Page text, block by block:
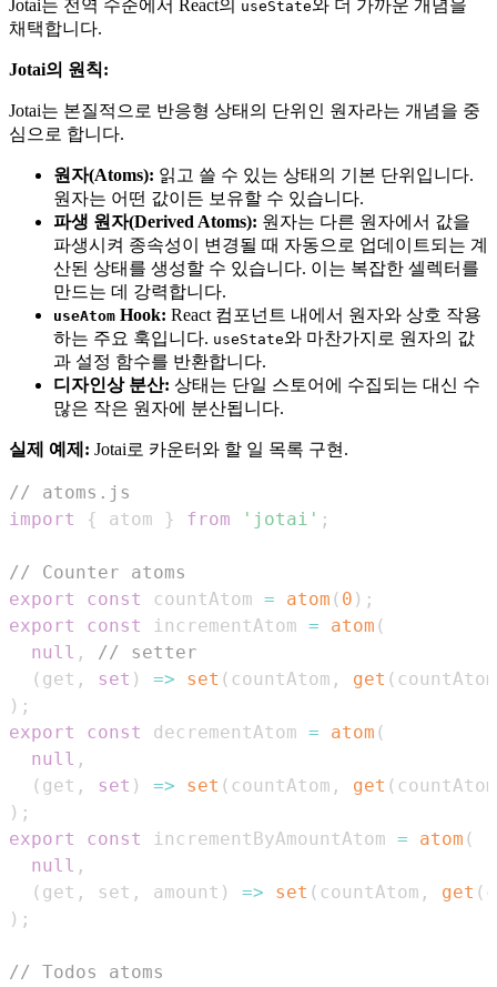
Jotai는 전역 수준에서 React의 useState와 더 가까운 개념을
채택합니다.
Jotai의 원칙:
Jotai는 본질적으로 반응형 상태의 단위인 원자라는 개념을 중
심으로 합니다.
원자(Atoms): 읽고 쓸 수 있는 상태의 기본 단위입니다.
원자는 어떤 값이든 보유할 수 있습니다.
파생 원자(Derived Atoms): 원자는 다른 원자에서 값을
파생시켜 종속성이 변경될 때 자동으로 업데이트되는 계
산된 상태를 생성할 수 있습니다. 이는 복잡한 셀렉터를
만드는 데 강력합니다.
useAtom Hook: React 컴포넌트 내에서 원자와 상호 작용
하는 주요 훅입니다. useState와 마찬가지로 원자의 값
과 설정 함수를 반환합니다.
디자인상 분산: 상태는 단일 스토어에 수집되는 대신 수
많은 작은 원자에 분산됩니다.
실제 예제: Jotai로 카운터와 할 일 목록 구현.
// atoms.js
import
{ atom } from 'jotai' ;
// Counter atoms
export
const countAtom = atom ( 0 ) ;
export
const incrementAtom = atom (
null ,
// setter
( get , set ) => set ( countAtom , get ( countAtom
) ;
export
const decrementAtom = atom (
null ,
( get , set ) => set ( countAtom , get ( countAtom
) ;
export
const incrementByAmountAtom = atom (
null ,
( get , set , amount ) => set ( countAtom , get (
) ;
// Todos atoms